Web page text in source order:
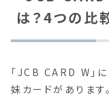
は？4つの比
「JCB CARD W」
妹カードがあります。